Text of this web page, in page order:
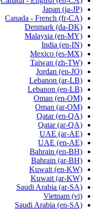
Japan (ja-JP)
Canada - French (fr-CA)
Denmark (da-DK)
Malaysia (en-MY)
India (en-IN)
Mexico (es-MX)
Taiwan (zh-TW)
Jordan (en-JO)
Lebanon (ar-LB)
Lebanon (en-LB)
Oman (en-OM)
Oman (ar-OM)
Qatar (en-QA)
Qatar (ar-QA)
UAE (ar-AE)
UAE (en-AE)
Bahrain (en-BH)
Bahrain (ar-BH)
Kuwait (en-KW)
Kuwait (ar-KW)
Saudi Arabia (ar-SA)
Vietnam (vi)
Saudi Arabia (en-SA)